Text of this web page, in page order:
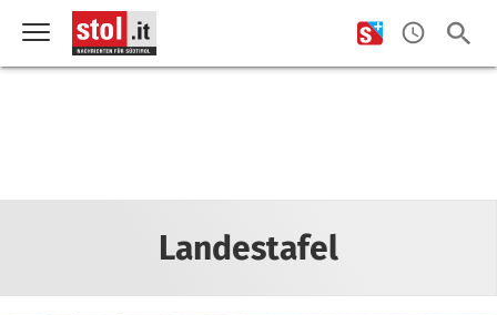
Landestafel